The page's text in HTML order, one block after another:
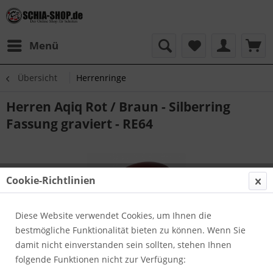
Menü
Übersicht Herrenringe
Herren Aqiq Rot / Braun - Silberring
Fassung graviert - RE64
Cookie-Richtlinien
Diese Website verwendet Cookies, um Ihnen die
bestmögliche Funktionalität bieten zu können. Wenn Sie
damit nicht einverstanden sein sollten, stehen Ihnen
folgende Funktionen nicht zur Verfügung: